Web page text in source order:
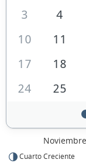
3
4
10
11
17
18
24
25
Cuarto Creciente